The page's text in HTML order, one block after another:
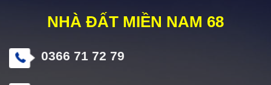
NHÀ ĐẤT MIỀN NAM 68
0366 71 72 79